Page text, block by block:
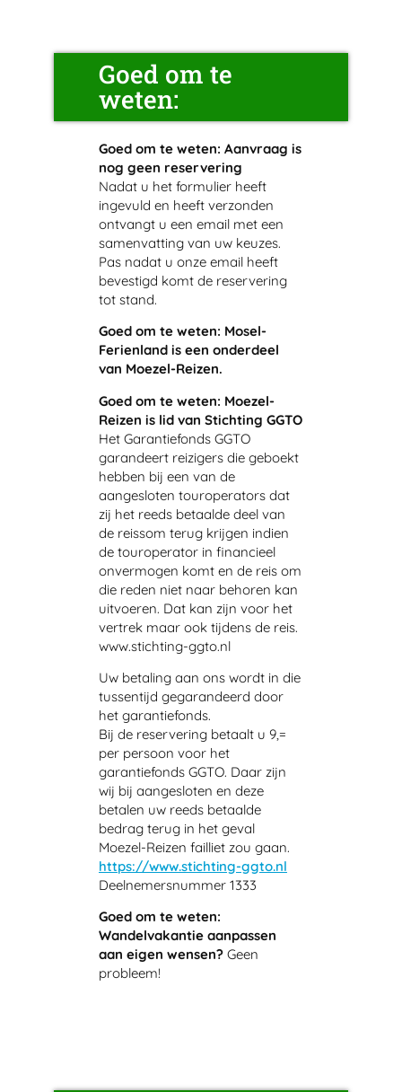
Goed om te
weten:
Goed om te weten: Aanvraag is
nog geen reservering
Nadat u het formulier heeft
ingevuld en heeft verzonden
ontvangt u een email met een
samenvatting van uw keuzes.
Pas nadat u onze email heeft
bevestigd komt de reservering
tot stand.
Goed om te weten: Mosel-
Ferienland is een onderdeel
van Moezel-Reizen.
Goed om te weten: Moezel-
Reizen is lid van Stichting GGTO
Het Garantiefonds GGTO
garandeert reizigers die geboekt
hebben bij een van de
aangesloten touroperators dat
zij het reeds betaalde deel van
de reissom terug krijgen indien
de touroperator in financieel
onvermogen komt en de reis om
die reden niet naar behoren kan
uitvoeren. Dat kan zijn voor het
vertrek maar ook tijdens de reis.
www.stichting-ggto.nl
Uw betaling aan ons wordt in die
tussentijd gegarandeerd door
het garantiefonds.
Bij de reservering betaalt u 9,=
per persoon voor het
garantiefonds GGTO. Daar zijn
wij bij aangesloten en deze
betalen uw reeds betaalde
bedrag terug in het geval
Moezel-Reizen failliet zou gaan.
https://www.stichting-ggto.nl
Deelnemersnummer 1333
Goed om te weten:
Wandelvakantie aanpassen
aan eigen wensen? Geen
probleem!